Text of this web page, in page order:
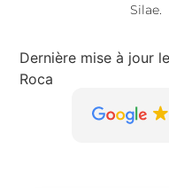
Silae.
Dernière mise à jour
Roca